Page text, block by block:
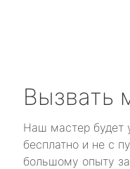
Вызвать
Наш мастер будет
бесплатно и не с
большому опыту